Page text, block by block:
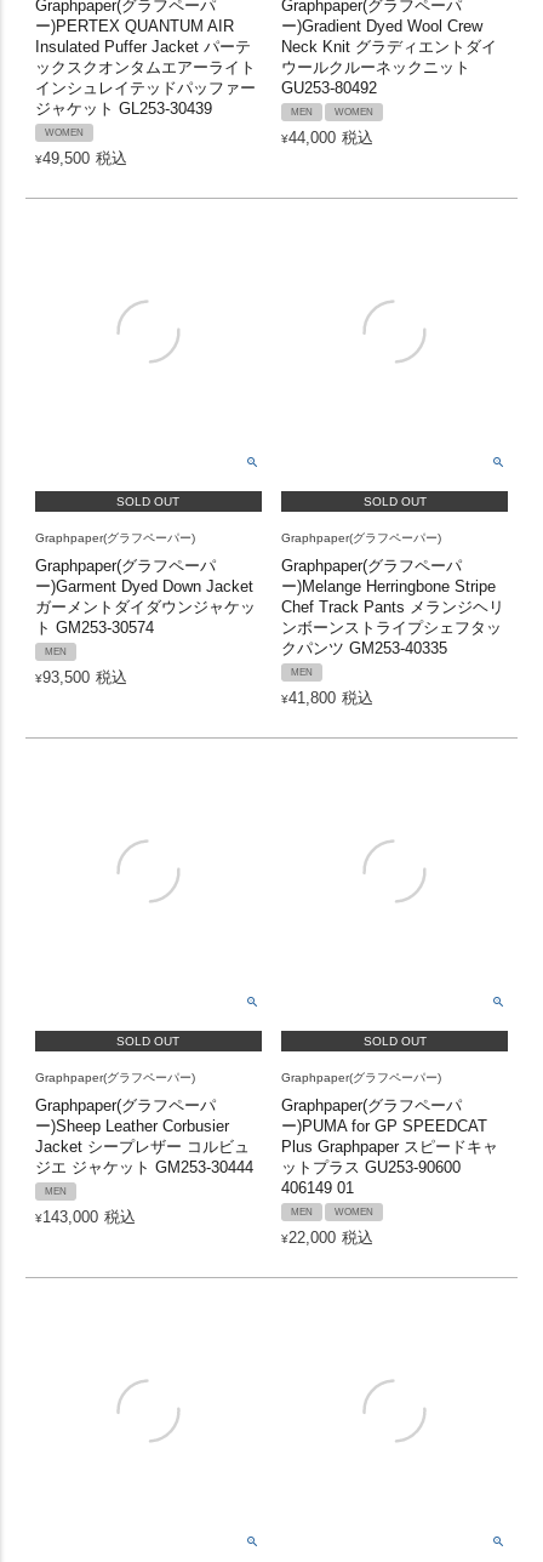
Graphpaper(グラフペーパ
ー)PERTEX QUANTUM AIR
Insulated Puffer Jacket パーテ
ックスクオンタムエアーライト
インシュレイテッドパッファー
ジャケット GL253-30439
WOMEN
¥49,500 税込
Graphpaper(グラフペーパ
ー)Gradient Dyed Wool Crew
Neck Knit グラディエントダイ
ウールクルーネックニット
GU253-80492
MEN WOMEN
¥44,000 税込
SOLD OUT
Graphpaper(グラフペーパー)
Graphpaper(グラフペーパ
ー)Garment Dyed Down Jacket
ガーメントダイダウンジャケッ
ト GM253-30574
MEN
¥93,500 税込
SOLD OUT
Graphpaper(グラフペーパー)
Graphpaper(グラフペーパ
ー)Melange Herringbone Stripe
Chef Track Pants メランジヘリ
ンボーンストライプシェフタッ
クパンツ GM253-40335
MEN
¥41,800 税込
SOLD OUT
Graphpaper(グラフペーパー)
Graphpaper(グラフペーパ
ー)Sheep Leather Corbusier
Jacket シープレザー コルビュ
ジエ ジャケット GM253-30444
MEN
¥143,000 税込
SOLD OUT
Graphpaper(グラフペーパー)
Graphpaper(グラフペーパ
ー)PUMA for GP SPEEDCAT
Plus Graphpaper スピードキャ
ットプラス GU253-90600
406149 01
MEN WOMEN
¥22,000 税込